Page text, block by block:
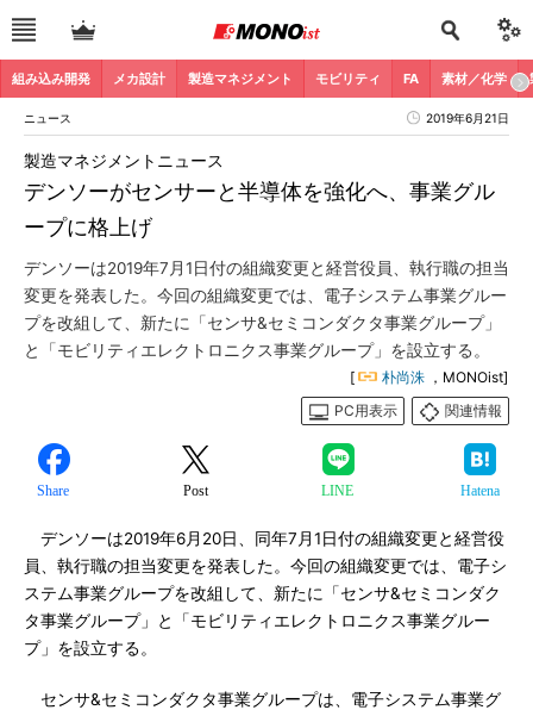
組み込み開発 メカ設計 製造マネジメント モビリティ FA 素材／化学
ニュース 2019年6月21日
デンソーがセンサーと半導体を強化へ、事業グル
ープに格上げ
製造マネジメントニュース
デンソーは2019年7月1日付の組織変更と経営役員、執行職の担当
変更を発表した。今回の組織変更では、電子システム事業グルー
プを改組して、新たに「センサ&セミコンダクタ事業グループ」
と「モビリティエレクトロニクス事業グループ」を設立する。
[ 朴尚洙 ，MONOist]
PC用表示
関連情報
Share Post LINE Hatena
デンソーは2019年6月20日、同年7月1日付の組織変更と経営役
員、執行職の担当変更を発表した。今回の組織変更では、電子シ
ステム事業グループを改組して、新たに「センサ&セミコンダク
タ事業グループ」と「モビリティエレクトロニクス事業グルー
プ」を設立する。
センサ&セミコンダクタ事業グループは、電子システム事業グ